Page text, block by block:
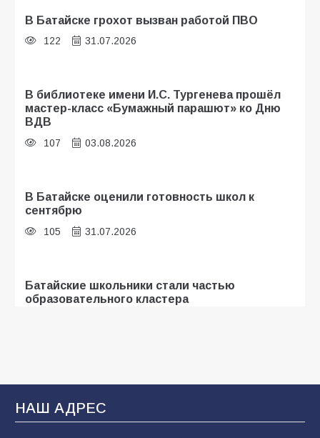
В Батайске грохот вызван работой ПВО
122 31.07.2026
В библиотеке имени И.С. Тургенева прошёл
мастер-класс «Бумажный парашют» ко Дню
ВДВ
107 03.08.2026
В Батайске оценили готовность школ к
сентябрю
105 31.07.2026
Батайские школьники стали частью
образовательного кластера
деле происходит в армии России в августе
2026 года
97 03.08.2026
НАШ АДРЕС